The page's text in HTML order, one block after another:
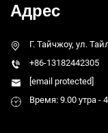
Адрес
Г. Тайчжоу, ул.
+86-13182442305
[email protected]
Время: 9.00 утра -